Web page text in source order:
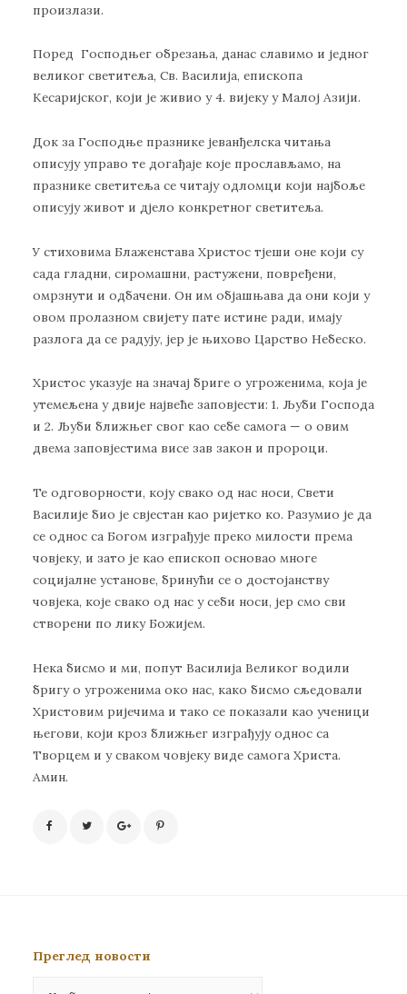
произлази.
Поред Господњег обрезања, данас славимо и једног
великог светитеља, Св. Василија, епископа
Кесаријског, који је живио у 4. вијеку у Малој Азији.
Док за Господње празнике јеванђелска читања
описују управо те догађаје које прослављамо, на
празнике светитеља се читају одломци који најбоље
описују живот и дјело конкретног светитеља.
У стиховима Блаженстава Христос тјеши оне који су
сада гладни, сиромашни, растужени, повређени,
омрзнути и одбачени. Он им објашњава да они који у
овом пролазном свијету пате истине ради, имају
разлога да се радују, јер је њихово Царство Небеско.
Христос указује на значај бриге о угроженима, која је
утемељена у двије највеће заповјести: 1. Љуби Господа
и 2. Љуби ближњег свог као себе самога — о овим
двема заповјестима висе зав закон и пророци.
Те одговорности, коју свако од нас носи, Свети
Василије био је свјестан као ријетко ко. Разумио је да
се однос са Богом изграђује преко милости према
човјеку, и зато је као епископ основао многе
социјалне установе, бринући се о достојанству
човјека, које свако од нас у себи носи, јер смо сви
створени по лику Божијем.
Нека бисмо и ми, попут Василија Великог водили
бригу о угроженима око нас, како бисмо сљедовали
Христовим ријечима и тако се показали као ученици
његови, који кроз ближњег изграђују однос са
Творцем и у сваком човјеку виде самога Христа.
Амин.
Преглед новости